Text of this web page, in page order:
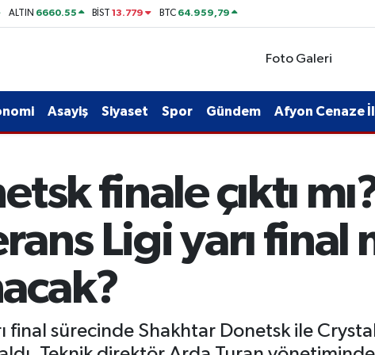
ALTIN 6660.55 BİST13.779 BTC 64.959,79
Foto Galeri
Asayiş Siyaset Spor Gündem Afyon Cenaze
finale çıktı
Ligi yarı final
final sürecinde Shakhtar Donetsk ile